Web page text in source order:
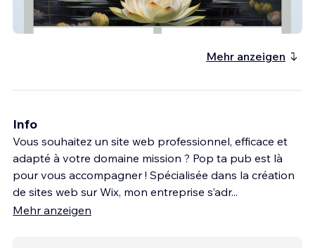
Christianne Beaulieu Soins Holistiques
Mehr anzeigen
Info
Vous souhaitez un site web professionnel, efficace et
adapté à votre domaine mission ? Pop ta pub est là
pour vous accompagner ! Spécialisée dans la création
de sites web sur Wix, mon entreprise s’adr...
Mehr anzeigen